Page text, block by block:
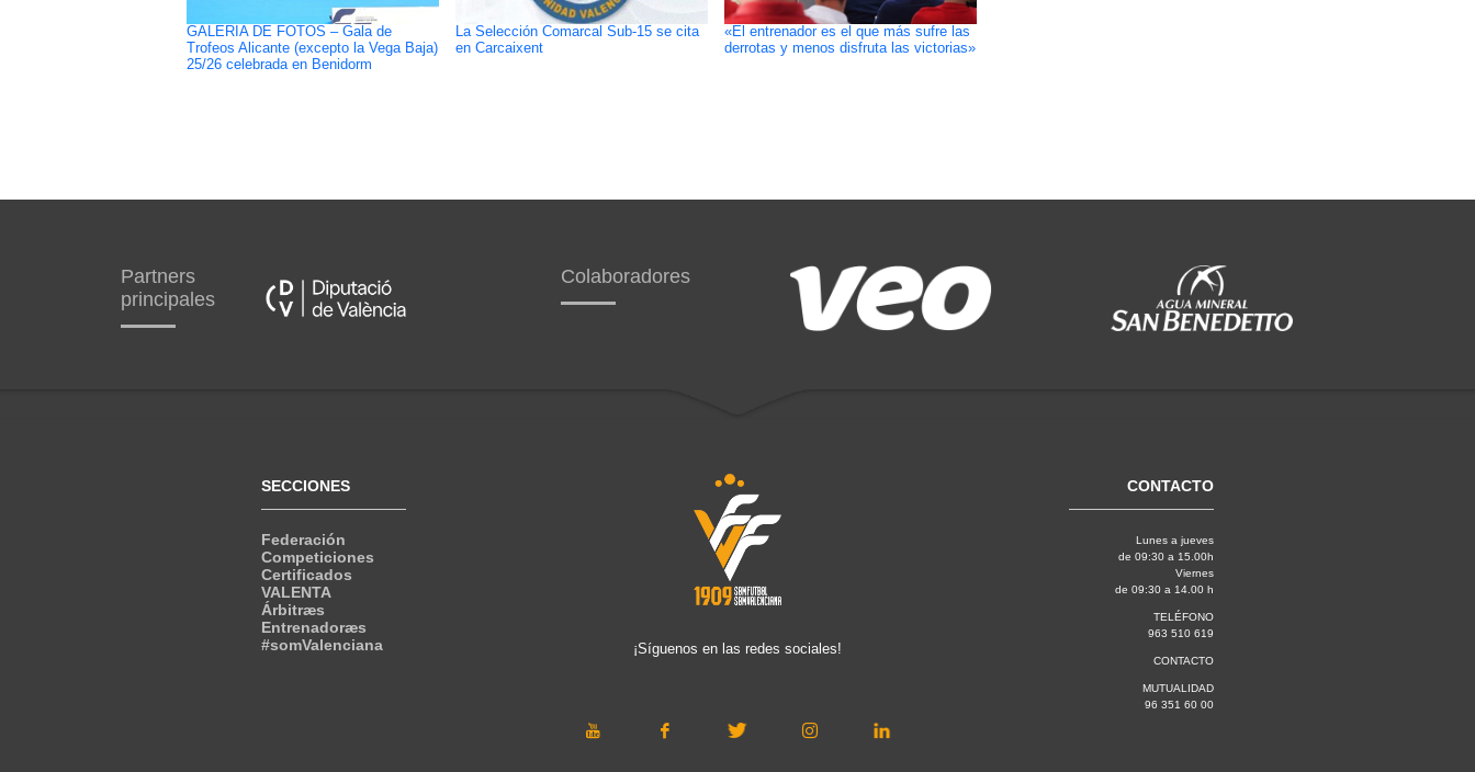
GALERÍA DE FOTOS – Gala de
Trofeos Alicante (excepto la Vega Baja)
25/26 celebrada en Benidorm
La Selección Comarcal Sub-15 se cita
en Carcaixent
«El entrenador es el que más sufre las
derrotas y menos disfruta las victorias»
Partners
principales
Colaboradores
SECCIONES
Federación
Competiciones
Certificados
VALENTA
Árbitræs
Entrenadoræs
#somValenciana
¡Síguenos en las redes sociales!
CONTACTO
Lunes a jueves
de 09:30 a 15.00h
Viernes
de 09:30 a 14.00 h
TELÉFONO
963 510 619
CONTACTO
MUTUALIDAD
96 351 60 00